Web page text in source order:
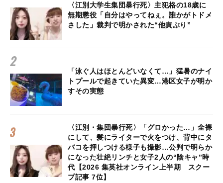
〈江別大学生集団暴行死〉主犯格の18歳に
無期懲役「自分はやってねぇ。誰かがトドメ
さした」裁判で明かされた“他責ぶり”
「泳ぐ人はほとんどいなくて…」猛暑のナイ
トプールで起きていた異変…港区女子が明か
すその実態
〈江別・集団暴行死〉「グロかった…」全裸
にして、髪にライターで火をつけ、背中にタ
バコを押しつける様子も撮影…公判で明らか
になった壮絶リンチと女子2人の“陰キャ”時
代【2026 集英社オンライン上半期 スクー
プ記事 7位】